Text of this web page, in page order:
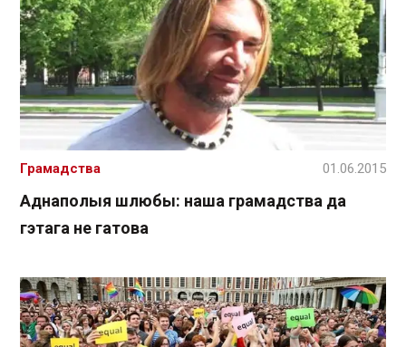
Аднаполыя шлюбы: наша грамадства да
гэтага не гатова
Грамадства 01.06.2015